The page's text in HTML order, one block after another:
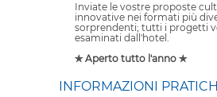
Inviate le vostre proposte
innovative nei formati più
sorprendenti; tutti i progetti
esaminati dall'hotel.
✯ Aperto tutto l'anno ✯
INFORMAZIONI